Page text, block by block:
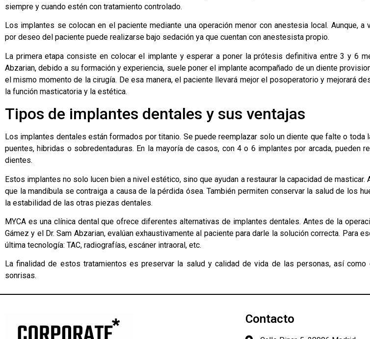
siempre y cuando estén con tratamiento controlado.
Los implantes se colocan en el paciente mediante una operación menor con anestesia local. Aunque, a
por deseo del paciente puede realizarse bajo sedación ya que cuentan con anestesista propio.
La primera etapa consiste en colocar el implante y esperar a poner la prótesis definitiva entre 3 y 6
Abzarian, debido a su formación y experiencia, suele poner el implante acompañado de un diente
el mismo momento de la cirugía. De esa manera, el paciente llevará mejor el posoperatorio y mejorará
la función masticatoria y la estética.
Tipos de implantes dentales y sus ventajas
Los implantes dentales están formados por titanio. Se puede reemplazar solo un diente que falte o toda
puentes, hibridas o sobredentaduras. En la mayoría de casos, con 4 o 6 implantes por arcada, pueden
dientes.
Estos implantes no solo lucen bien a nivel estético, sino que ayudan a restaurar la capacidad de masticar.
que la mandíbula se contraiga a causa de la pérdida ósea. También permiten conservar la salud de los
la estabilidad de las otras piezas dentales.
MYCA es una clínica dental que ofrece diferentes alternativas de implantes dentales. Antes de la
Gámez y el Dr. Sam Abzarian, evalúan exhaustivamente al paciente para darle la solución correcta. Para
última tecnología: TAC, radiografías, escáner intraoral, etc.
La finalidad de estos tratamientos es preservar la salud y calidad de vida de las personas, así como
sonrisas.
Contacto